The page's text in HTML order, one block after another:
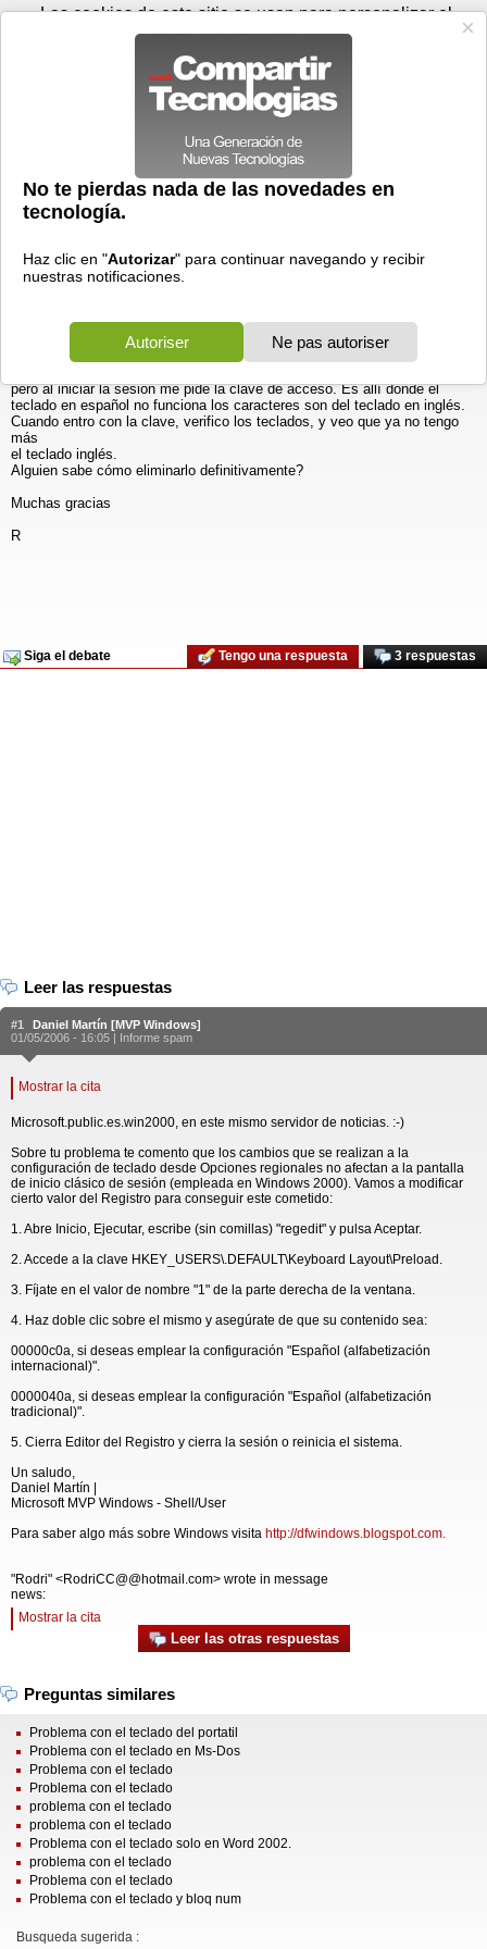
Prensa Videos
Windows XP>Discusiones
Problema con el teclado en la ventana de sesión de inicio
01/05/2006 - 15:58 porRodri|Informe spam
Tengo un computador con Windows 2000 (no encontré el grupo de
Sólo tengo una cuenta, administrador.
Antes tenía un teclado inglés y ahora uno en español. He eliminado el
teclado inglés, y toda aplicación mismo Windows reconoce el teclado
pero al iniciar la sesión me pide la clave de acceso. Es allí donde el
teclado en español no funciona los caracteres son del teclado en inglés.
Cuando entro con la clave, verifico los teclados, y veo que ya no tengo
más
el teclado inglés.
Alguien sabe cómo eliminarlo definitivamente?
Muchas gracias
R
Siga el debate 3 respuestas
Tengo una respuesta
Leer las respuestas
#1
Daniel Martín [MVP Windows]
01/05/2006 - 16:05 | Informe spam
Mostrar la cita
Microsoft.public.es.win2000, en este mismo servidor de noticias. :-)
Sobre tu problema te comento que los cambios que se realizan a la
configuración de teclado desde Opciones regionales no afectan a la pantalla
de inicio clásico de sesión (empleada en Windows 2000). Vamos a modificar
cierto valor del Registro para conseguir este cometido:
1. Abre Inicio, Ejecutar, escribe (sin comillas) "regedit" y pulsa Aceptar.
2. Accede a la clave HKEY_USERS\.DEFAULT\Keyboard Layout\Preload.
3. Fíjate en el valor de nombre "1" de la parte derecha de la ventana.
4. Haz doble clic sobre el mismo y asegúrate de que su contenido sea:
00000c0a, si deseas emplear la configuración "Español (alfabetización
internacional)".
0000040a, si deseas emplear la configuración "Español (alfabetización
tradicional)".
5. Cierra Editor del Registro y cierra la sesión o reinicia el sistema.
Un saludo,
Daniel Martín |
Microsoft MVP Windows - Shell/User
Para saber algo más sobre Windows visita http://dfwindows.blogspot.com.
"Rodri" <RodriCC@@hotmail.com> wrote in message
news:
Mostrar la cita
Leer las otras respuestas
Preguntas similares
Problema con el teclado del portatil
Problema con el teclado en Ms-Dos
Problema con el teclado
Problema con el teclado
problema con el teclado
problema con el teclado
Problema con el teclado solo en Word 2002.
problema con el teclado
Problema con el teclado
Problema con el teclado y bloq num
Busqueda sugerida :
Domingo 09 de agosto - 09:46 Registrar Conectar
Las cookies de este sitio se usan para personalizar el
contenido y los anuncios, para ofrecer funciones de medios
sociales y para analizar el tráfico. Además, compartimos
información sobre el uso que haga del sitio web con nuestros
partners de medios sociales, de publicidad y de análisis
web.
OK